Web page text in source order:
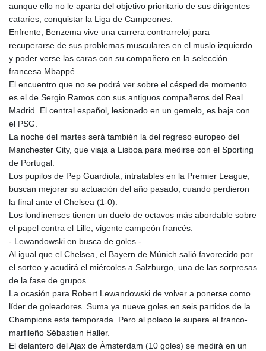
JMD 158.335856
JPY 157.80604
KES 129.014401
KGS 87.450384
4049.647537
KMF 426.00035
KRW
KWD 0.30866
KYD 0.830861
LAK
22510.919863
89282.792025
LSL 16.197552
LTL 2.95274
LYD 6.341738
MAD 9.29222
MDL 17.337716
4254.638239
aunque ello no le aparta del objetivo prioritario de sus dirigentes
cataríes, conquistar la Liga de Campeones.
Enfrente, Benzema vive una carrera contrarreloj para
recuperarse de sus problemas musculares en el muslo izquierdo
y poder verse las caras con su compañero en la selección
francesa Mbappé.
El encuentro que no se podrá ver sobre el césped de momento
es el de Sergio Ramos con sus antiguos compañeros del Real
Madrid. El central español, lesionado en un gemelo, es baja con
el PSG.
La noche del martes será también la del regreso europeo del
Manchester City, que viaja a Lisboa para medirse con el Sporting
de Portugal.
Los pupilos de Pep Guardiola, intratables en la Premier League,
buscan mejorar su actuación del año pasado, cuando perdieron
la final ante el Chelsea (1-0).
Los londinenses tienen un duelo de octavos más abordable sobre
el papel contra el Lille, vigente campeón francés.
- Lewandowski en busca de goles -
Al igual que el Chelsea, el Bayern de Múnich salió favorecido por
el sorteo y acudirá el miércoles a Salzburgo, una de las sorpresas
de la fase de grupos.
La ocasión para Robert Lewandowski de volver a ponerse como
líder de goleadores. Suma ya nueve goles en seis partidos de la
Champions esta temporada. Pero al polaco le supera el franco-
marfileño Sébastien Haller.
El delantero del Ajax de Ámsterdam (10 goles) se medirá en un